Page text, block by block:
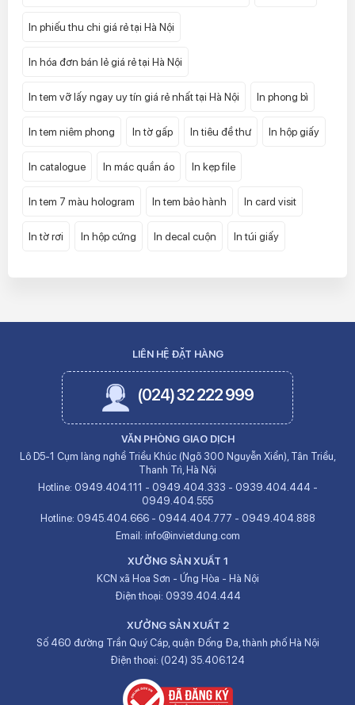
In phiếu thu chi giá rẻ tại Hà Nội
In hóa đơn bán lẻ giá rẻ tại Hà Nội
In tem vỡ lấy ngay uy tín giá rẻ nhất tại Hà Nội In phong bì
In tem niêm phong In tờ gấp In tiêu đề thư In hộp giấy
In catalogue In mác quần áo In kẹp file
In tem 7 màu hologram In tem bảo hành In card visit
In tờ rơi In hộp cứng In decal cuộn In túi giấy
LIÊN HỆ ĐẶT HÀNG
(024) 32 222 999
VĂN PHÒNG GIAO DỊCH
Lô D5-1 Cụm làng nghề Triều Khúc (Ngõ 300 Nguyễn Xiển), Tân Triều,
Thanh Trì, Hà Nội
Hotline: 0949.404.111 - 0949.404.333 - 0939.404.444 -
0949.404.555
Hotline: 0945.404.666- 0944.404.777 - 0949.404.888
Email: info@invietdung.com
XƯỞNG SẢN XUẤT 1
KCN xã Hoa Sơn - Ứng Hòa - Hà Nội
Điện thoại: 0939.404.444
XƯỞNG SẢN XUẤT 2
Số 460 đường Trần Quý Cáp, quận Đống Đa, thành phố Hà Nội
Điện thoại: (024) 35.406.124